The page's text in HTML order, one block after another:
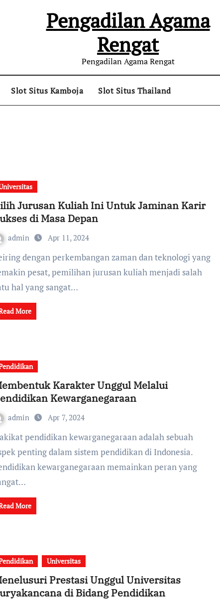
Pengadilan Agama
Rengat
Pengadilan Agama Rengat
Slot Situs Kamboja Slot Situs Thailand
Jurusan Kuliah Ini Untuk Jaminan Karir
di Masa Depan
admin Apr 11, 2024
pesat, pemilihan jurusan kuliah menjadi salah
hal yang sangat…
More
Karakter Unggul Melalui
Kewarganegaraan
admin Apr 7, 2024
penting dalam sistem pendidikan di Indonesia.
kewarganegaraan memainkan peran yang
More
Universitas
Prestasi Unggul Universitas
di Bidang Pendidikan